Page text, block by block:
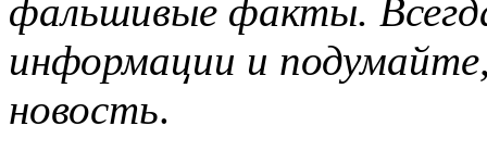
фальшивые факты.
информации и
новость.